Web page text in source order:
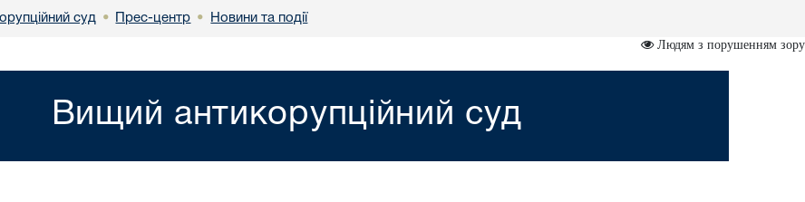
суд • Прес-центр • Новини та події
Людям з порушенням зору
Вищий антикорупційний суд